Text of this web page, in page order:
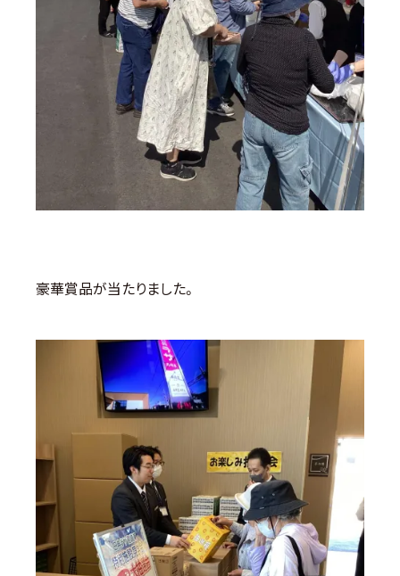
豪華賞品が当たりました。